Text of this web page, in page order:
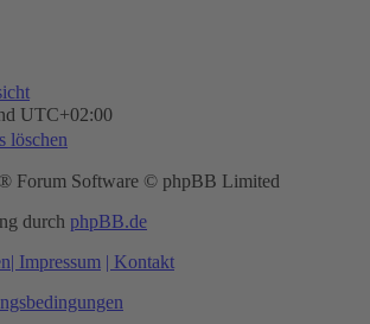
UTC+02:00
löschen
® Forum Software © phpBB Limited
durch phpBB.de
| Impressum | Kontakt